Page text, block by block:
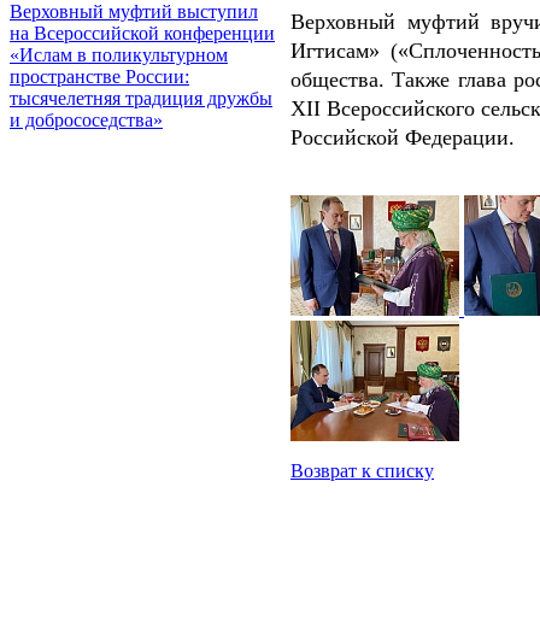
Верховный муфтий выступил
на Всероссийской конференции
«Ислам в поликультурном
пространстве России:
тысячелетняя традиция дружбы
и добрососедства»
Верховный муфтий
Игтисам»
общества. Также глава
XII Всероссийского
Российской Федерации.
Возврат к списку